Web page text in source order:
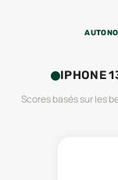
IPHONE
Scores basés sur les